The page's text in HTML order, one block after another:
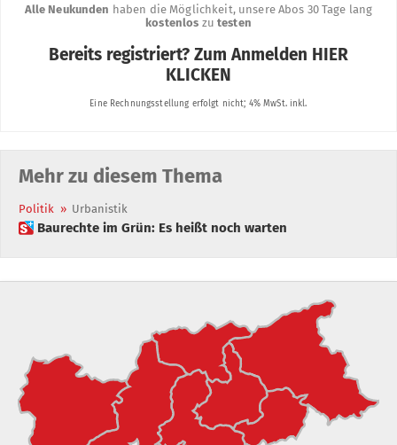
Mehr zu diesem Thema
Politik » Urbanistik
 Baurechte im Grün: Es heißt noch warten